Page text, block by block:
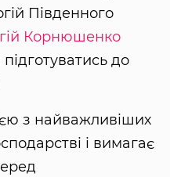
Південного
Корнюшенко
до
з найважливіших
і вимагає